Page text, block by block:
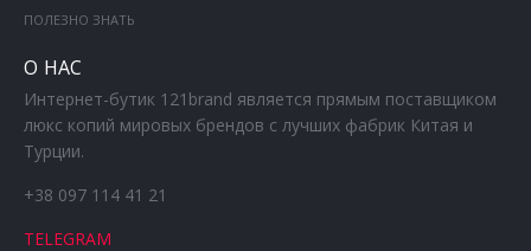
ПОЛЕЗНО ЗНАТЬ
О НАС
Интернет-бутик 121brand является прямым поставщиком
люкс копий мировых брендов с лучших фабрик Китая и
Турции.
+38 097 114 41 21
TELEGRAM